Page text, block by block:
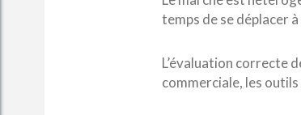
temps de se déplacer
L’évaluation correcte
commerciale, les